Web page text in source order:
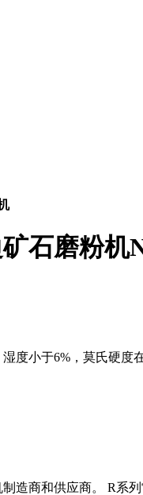
石磨粉机
度小于6%，莫氏硬
造商和供应商。 R系